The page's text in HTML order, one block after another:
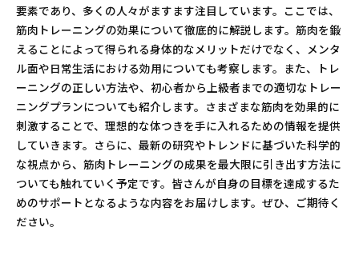
要素であり、多くの人々がますます注目しています。ここでは、
筋肉トレーニングの効果について徹底的に解説します。筋肉を鍛
えることによって得られる身体的なメリットだけでなく、メンタ
ル面や日常生活における効用についても考察します。また、トレ
ーニングの正しい方法や、初心者から上級者までの適切なトレー
ニングプランについても紹介します。さまざまな筋肉を効果的に
刺激することで、理想的な体つきを手に入れるための情報を提供
していきます。さらに、最新の研究やトレンドに基づいた科学的
な視点から、筋肉トレーニングの成果を最大限に引き出す方法に
ついても触れていく予定です。皆さんが自身の目標を達成するた
めのサポートとなるような内容をお届けします。ぜひ、ご期待く
ださい。